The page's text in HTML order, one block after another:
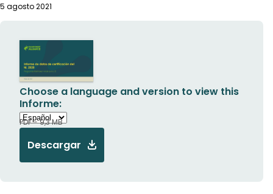
5 agosto 2021
Choose a language and version to view this
Informe:
PDF - 9,3 MB
Descargar